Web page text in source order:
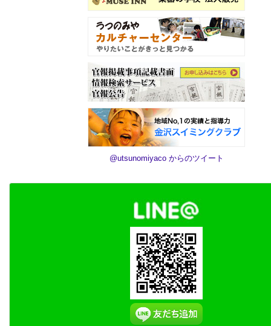
@utsunomiyaco からのツイート